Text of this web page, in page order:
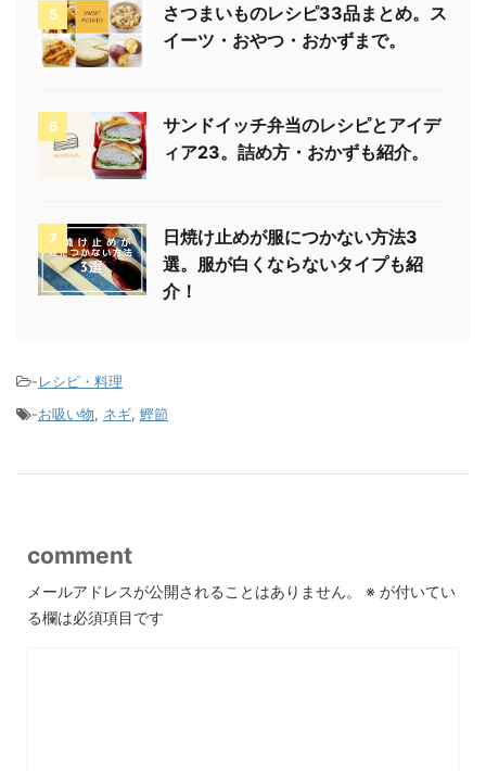
5
さつまいものレシピ33品まとめ。ス
イーツ・おやつ・おかずまで。
6
サンドイッチ弁当のレシピとアイデ
ィア23。詰め方・おかずも紹介。
7
日焼け止めが服につかない方法3
選。服が白くならないタイプも紹
介！
-レシピ・料理
-お吸い物, ネギ, 鰹節
comment
メールアドレスが公開されることはありません。 ※ が付いてい
る欄は必須項目です